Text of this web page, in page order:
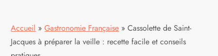
Accueil » Gastronomie Française » Cassolette de Saint-
Jacques à préparer la veille : recette facile et conseils